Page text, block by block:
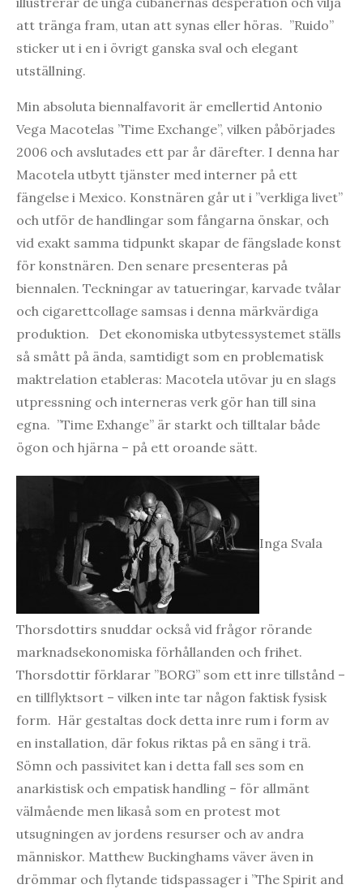
att tränga fram, utan att synas eller höras. ”Ruido”
sticker ut i en i övrigt ganska sval och elegant
utställning.
Min absoluta biennalfavorit är emellertid Antonio
Vega Macotelas ”Time Exchange”, vilken påbörjades
2006 och avslutades ett par år därefter. I denna har
Macotela utbytt tjänster med interner på ett
fängelse i Mexico. Konstnären går ut i ”verkliga livet”
och utför de handlingar som fångarna önskar, och
vid exakt samma tidpunkt skapar de fängslade konst
för konstnären. Den senare presenteras på
biennalen. Teckningar av tatueringar, karvade tvålar
och cigarettcollage samsas i denna märkvärdiga
produktion. Det ekonomiska utbytessystemet ställs
så smått på ända, samtidigt som en problematisk
maktrelation etableras: Macotela utövar ju en slags
utpressning och interneras verk gör han till sina
egna. ”Time Exhange” är starkt och tilltalar både
ögon och hjärna – på ett oroande sätt.
Inga Svala
Thorsdottirs snuddar också vid frågor rörande
marknadsekonomiska förhållanden och frihet.
Thorsdottir förklarar ”BORG” som ett inre tillstånd –
en tillflyktsort – vilken inte tar någon faktisk fysisk
form. Här gestaltas dock detta inre rum i form av
en installation, där fokus riktas på en säng i trä.
Sömn och passivitet kan i detta fall ses som en
anarkistisk och empatisk handling – för allmänt
välmående men likaså som en protest mot
utsugningen av jordens resurser och av andra
människor. Matthew Buckinghams väver även in
drömmar och flytande tidspassager i ”The Spirit and